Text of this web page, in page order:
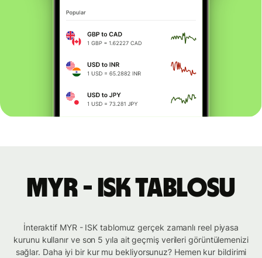
MYR - ISK tablosu
İnteraktif MYR - ISK tablomuz gerçek zamanlı reel piyasa
kurunu kullanır ve son 5 yıla ait geçmiş verileri görüntülemenizi
sağlar. Daha iyi bir kur mu bekliyorsunuz? Hemen kur bildirimi